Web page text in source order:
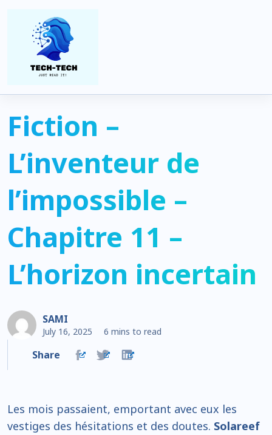
Home
Tunisie
Fiction – L’inventeur de l’impossible – Chapitre 11 – L’horizon
incertain
Fiction –
L’inventeur de
l’impossible –
Chapitre 11 –
L’horizon incertain
SAMI
July 16, 2025 6 mins to read
Share
Les mois passaient, emportant avec eux les
vestiges des hésitations et des doutes. Solareef